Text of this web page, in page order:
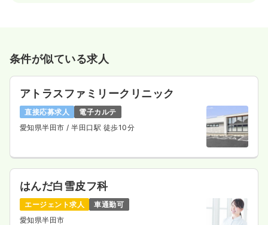
条件が似ている求人
アトラスファミリークリニック
直接応募求人
電子カルテ
愛知県半田市 / 半田口駅 徒歩10分
はんだ白雪皮フ科
エージェント求人
車通勤可
愛知県半田市